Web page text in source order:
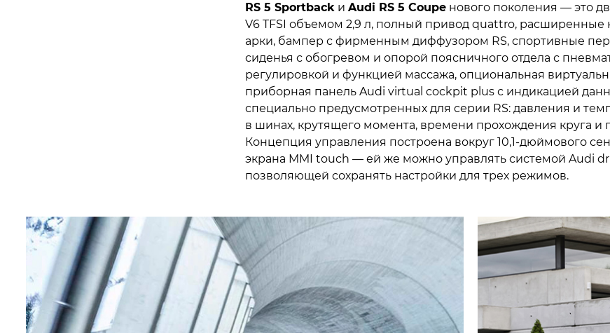
RS 5 Sportbackи Audi RS 5 Coupeнового поколения — это
V6 TFSI объемом 2,9 л, полный привод quattro, расширенные
арки, бампер с фирменным диффузором RS, спортивные
сиденья с обогревом и опорой поясничного отдела с
регулировкой и функцией массажа, опциональная
приборная панель Audi virtual cockpit plus с индикацией
специально предусмотренных для серии RS: давления и
в шинах, крутящего момента, времени прохождения круга и
Концепция управления построена вокруг 10,1-дюймового
экрана MMI touch — ей же можно управлять системой Audi
позволяющей сохранять настройки для трех режимов.